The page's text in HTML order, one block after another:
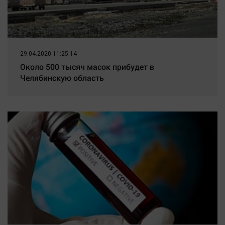
29.04.2020 11:25:14
Около 500 тысяч масок прибудет в
Челябинскую область